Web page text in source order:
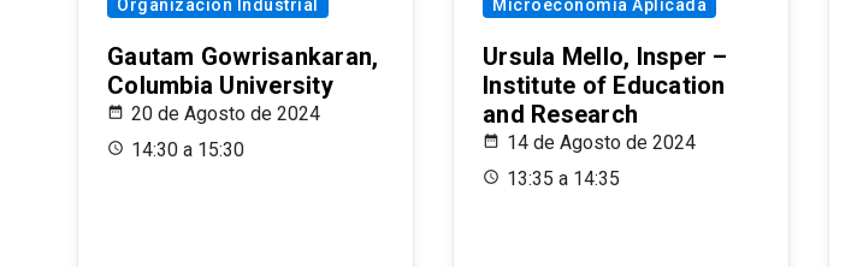
Organización Industrial
Gautam Gowrisankaran,
Columbia University
20 de Agosto de 2024
14:30 a 15:30
Microeconomía Aplicada
Ursula Mello, Insper –
Institute of Education
and Research
14 de Agosto de 2024
13:35 a 14:35